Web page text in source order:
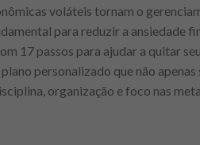
voláteis tornam o
para reduzir a ansiedade
17 passos para ajudar a quitar
personalizado que não apenas
organização e foco nas